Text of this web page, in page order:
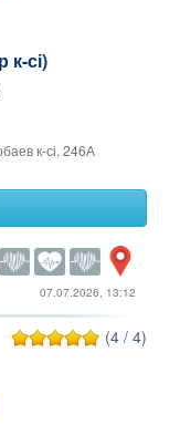
сі)
к-сі, 246А
07.07.2026, 13:12
(4 / 4)